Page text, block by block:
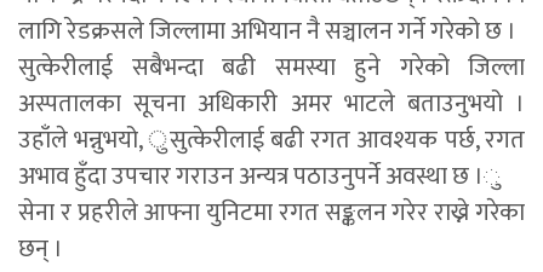
लागि रेडक्रसले जिल्लामा अभियान नै सञ्चालन गर्ने गरेको छ ।
सुत्केरीलाई सबैभन्दा बढी समस्या हुने गरेको जिल्ला
अस्पतालका सूचना अधिकारी अमर भाटले बताउनुभयो ।
उहाँले भन्नुभयो, ुसुत्केरीलाई बढी रगत आवश्यक पर्छ, रगत
अभाव हुँदा उपचार गराउन अन्यत्र पठाउनुपर्ने अवस्था छ ।ु
सेना र प्रहरीले आफ्ना युनिटमा रगत सङ्कलन गरेर राख्ने गरेका
छन् ।